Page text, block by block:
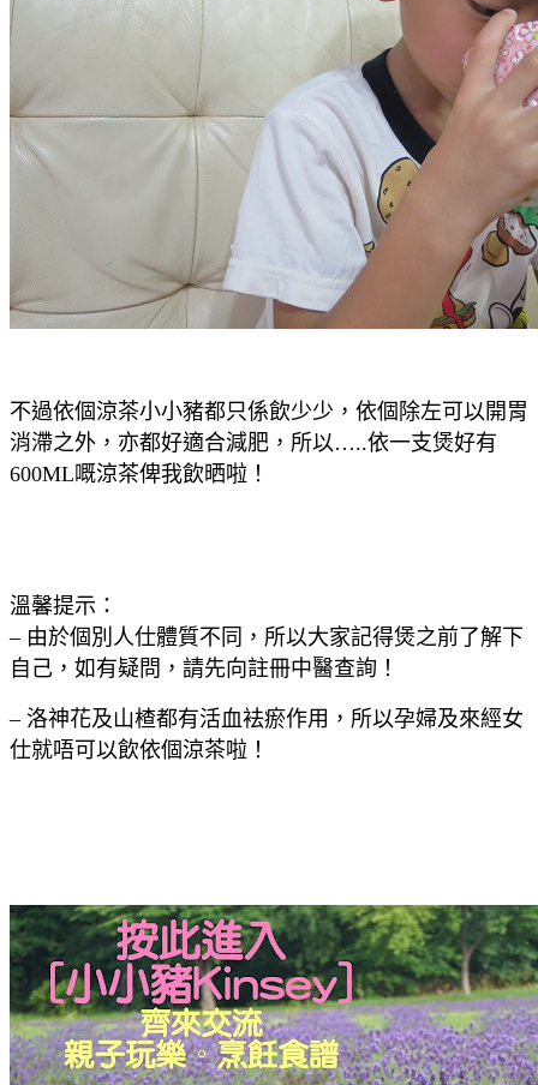
不過依個涼茶小小豬都只係飲少少，依個除左可以開胃
消滯之外，亦都好適合減肥，所以…..依一支煲好有
600ML嘅涼茶俾我飲晒啦！
溫馨提示：
– 由於個別人仕體質不同，所以大家記得煲之前了解下
自己，如有疑問，請先向註冊中醫查詢！
– 洛神花及山楂都有活血袪瘀作用，所以孕婦及來經女
仕就唔可以飲依個涼茶啦！